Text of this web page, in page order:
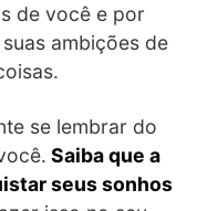
de você e por
ambições de
se lembrar do
Saiba que a
seus sonhos